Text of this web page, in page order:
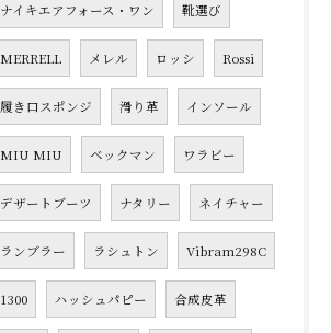
ナイキエアフォース・ワン 靴選び
MERRELL メレル ロッシ Rossi
履き口スポンジ 滑り革 インソール
MIU MIU ベックマン ワラビー
デザートブーツ ナタリー ネイチャー
ランブラー ラシュトン Vibram298C
1300 ハッシュパピー 合成皮革